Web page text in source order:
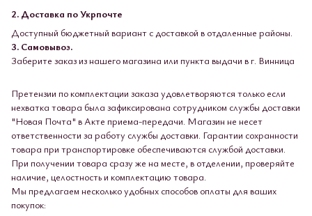
2. Доставка по Укрпочте
Доступный бюджетный вариант с доставкой в ​​отдаленные районы.
3. Самовывоз.
Заберите заказ из нашего магазина или пункта выдачи в г. Винница
Претензии по комплектации заказа удовлетворяются только если
нехватка товара была зафиксирована сотрудником службы доставки
"Новая Почта" в Акте приема-передачи. Магазин не несет
ответственности за работу службы доставки. Гарантии сохранности
товара при транспортировке обеспечиваются службой доставки.
При получении товара сразу же на месте, в отделении, проверяйте
наличие, целостность и комплектацию товара.
Мы предлагаем несколько удобных способов оплаты для ваших
покупок: